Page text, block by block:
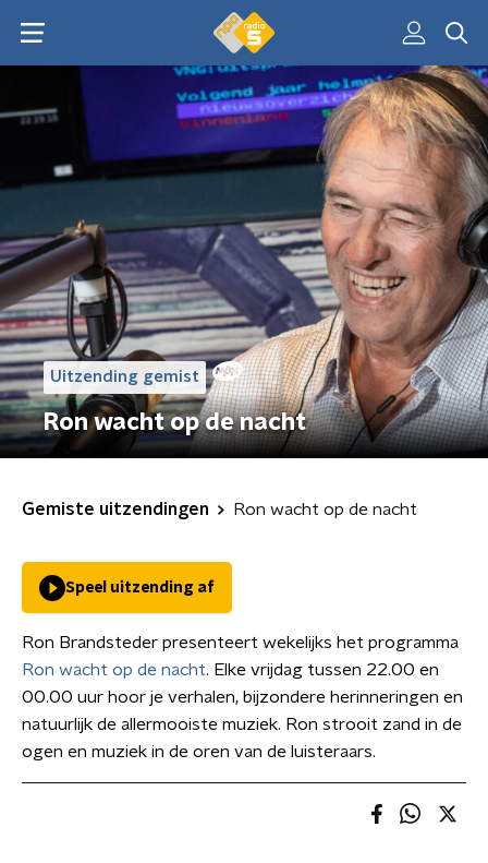
Uitzending gemist
Ron wacht op de nacht
Gemiste uitzendingen Ron wacht op de nacht
Speel uitzending af
Ron Brandsteder presenteert wekelijks het programma
Ron wacht op de nacht. Elke vrijdag tussen 22.00 en
00.00 uur hoor je verhalen, bijzondere herinneringen en
natuurlijk de allermooiste muziek. Ron strooit zand in de
ogen en muziek in de oren van de luisteraars.